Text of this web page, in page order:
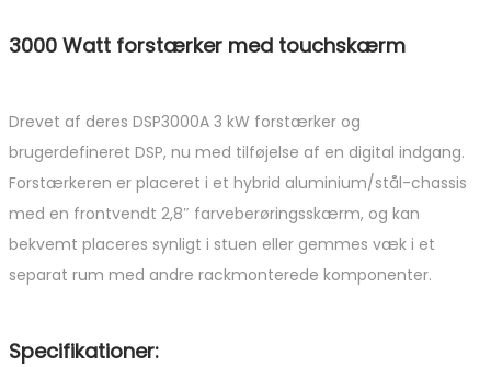
3000 Watt forstærker med touchskærm
Drevet af deres DSP3000A 3 kW forstærker og
brugerdefineret DSP, nu med tilføjelse af en digital indgang.
Forstærkeren er placeret i et hybrid aluminium/stål-chassis
med en frontvendt 2,8″ farveberøringsskærm, og kan
bekvemt placeres synligt i stuen eller gemmes væk i et
separat rum med andre rackmonterede komponenter.
Specifikationer: